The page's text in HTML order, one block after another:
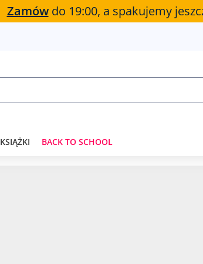
Zamówdo 19:00, a spakujemy
KSIĄŻKI BACK TO SCHOOL